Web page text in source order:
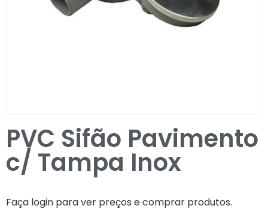
PVC Sifão Pavimento
c/ Tampa Inox
Faça login para ver preços e comprar produtos.